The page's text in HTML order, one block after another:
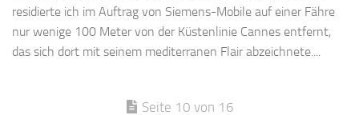
residierte ich im Auftrag von Siemens-Mobile auf einer Fähre
nur wenige 100 Meter von der Küstenlinie Cannes entfernt,
das sich dort mit seinem mediterranen Flair abzeichnete....
Seite 10 von 16